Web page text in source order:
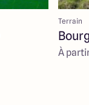
Terrain
À